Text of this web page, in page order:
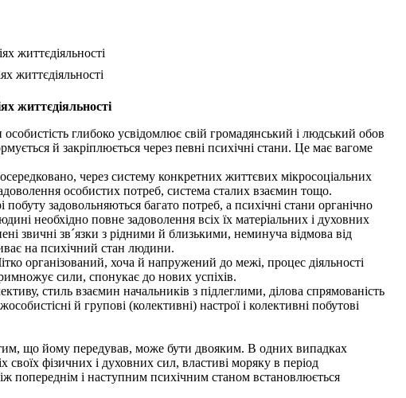
життєдіяльності
життєдіяльності
життєдіяльності
глибоко усвідомлює свій громадянський і людський обов
й закріплюється через певні психічні стани. Це має вагоме
через систему конкретних життєвих мікросоціальних
особистих потреб, система сталих взаємин тощо.
задовольняються багато потреб, а психічні стани органічно
необхідно повне задоволення всіх їх матеріальних і духовних
звичні зв´язки з рідними й близькими, неминуча відмова від
на психічний стан людини.
організований, хоча й напружений до межі, процес діяльності
сили, спонукає до нових успіхів.
стиль взаємин начальників з підлеглими, ділова спрямованість
й групові (колективні) настрої і колективні побутові
що йому передував, може бути двояким. В одних випадках
фізичних і духовних сил, властиві моряку в період
попереднім і наступним психічним станом встановлюється